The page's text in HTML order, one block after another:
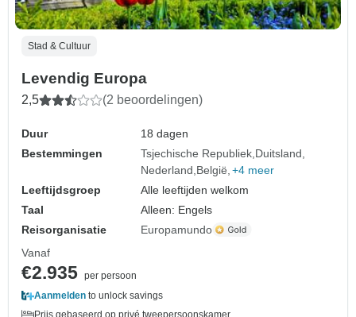
Stad & Cultuur
Levendig Europa
2,5 (2 beoordelingen)
Duur
18 dagen
Bestemmingen
Tsjechische Republiek Duitsland
Nederland België +4 meer
Leeftijdsgroep
Alle leeftijden welkom
Taal
Alleen: Engels
Reisorganisatie
Europamundo
Vanaf
€2.935 per persoon
Aanmelden to unlock savings
Prijs gebaseerd op privé tweepersoonskamer